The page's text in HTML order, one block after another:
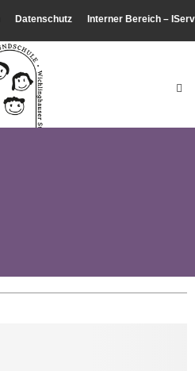
Datenschutz Interner Bereich – IServ